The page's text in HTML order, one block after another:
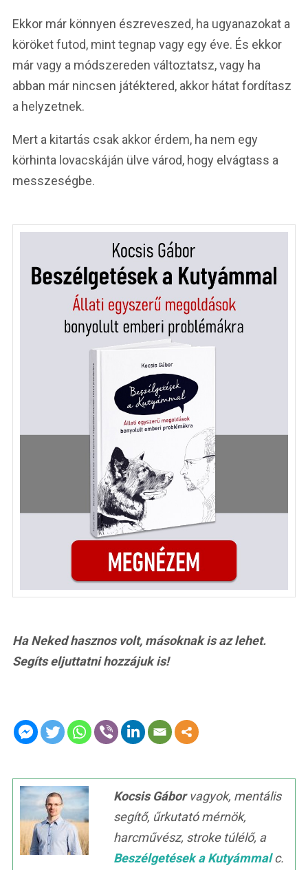
Ekkor már könnyen észreveszed, ha ugyanazokat a
köröket futod, mint tegnap vagy egy éve. És ekkor
már vagy a módszereden változtatsz, vagy ha
abban már nincsen játéktered, akkor hátat fordítasz
a helyzetnek.
Mert a kitartás csak akkor érdem, ha nem egy
körhinta lovacskáján ülve várod, hogy elvágtass a
messzeségbe.
Ha Neked hasznos volt, másoknak is az lehet.
Segíts eljuttatni hozzájuk is!
Kocsis Gáborvagyok, mentális
segítő, űrkutató mérnök,
harcművész, stroke túlélő, a
Beszélgetések a Kutyámmalc.